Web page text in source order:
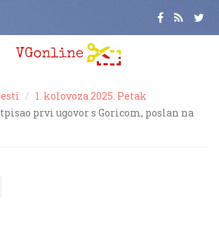
1. kolovoza 2025. Petak
prvi ugovor s Goricom, poslan na